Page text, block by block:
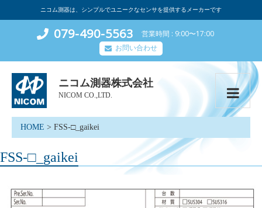
ニコム測器は、シンプルでユニークなセンサを提供するメーカーです
079-490-5563 営業時間 9:00〜17:00
お問い合わせ
ニコム測器株式会社
NICOM CO.,LTD.
HOME > FSS-□_gaikei
FSS-□_gaikei